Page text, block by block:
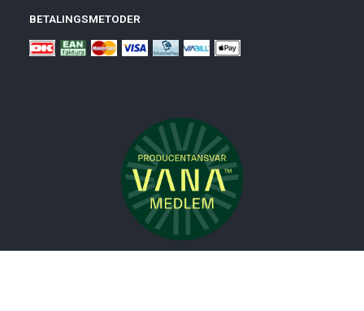
BETALINGSMETODER